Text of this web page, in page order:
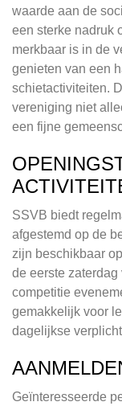
waarde aan de
een sterke nadruk
merkbaar is in de
genieten van een
schietactiviteiten.
vereniging niet
een fijne
SSVB biedt
afgestemd op de
zijn beschikbaar
de eerste
competitie
gemakkelijk voor
dagelijkse
Geïnteresseerde